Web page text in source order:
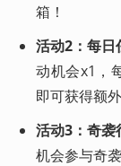
箱！
活动2：每日
动机会x1，
即可获得额外
活动3：奇袭
机会参与奇